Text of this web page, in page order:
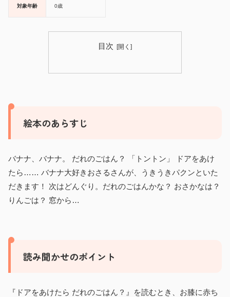
対象年齢 0歳
目次
絵本のあらすじ
バナナ、バナナ。 だれのごはん？ 「トントン」 ドアをあけ
たら…… バナナ大好きおさるさんが、うきうきパクンといた
だきます！ 次はどんぐり。だれのごはんかな？ おさかなは？
りんごは？ 窓から…
読み聞かせのポイント
『ドアをあけたら だれのごはん？』を読むとき、お膝に赤ち